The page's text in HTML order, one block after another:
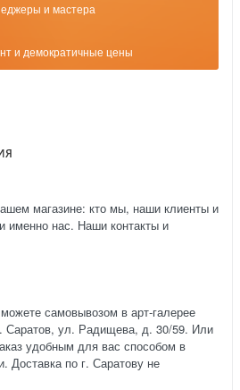
и мастера
и демократичные цены
магазине: кто мы, наши клиенты и
именно нас. Наши контакты и
самовывозом в арт-галерее
Саратов, ул. Радищева, д. 30/59. Или
удобным для вас способом в
Доставка по г. Саратову не